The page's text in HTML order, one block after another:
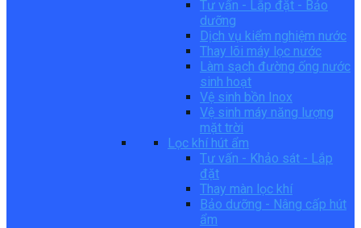
Tư vấn - Lắp đặt - Bảo
dưỡng
Dịch vụ kiểm nghiệm nước
Thay lõi máy lọc nước
Làm sạch đường ống nước
sinh hoạt
Vệ sinh bồn Inox
Vệ sinh máy năng lượng
mặt trời
Lọc khí hút ẩm
Tư vấn - Khảo sát - Lắp
đặt
Thay màn lọc khí
Bảo dưỡng - Nâng cấp hút
ẩm